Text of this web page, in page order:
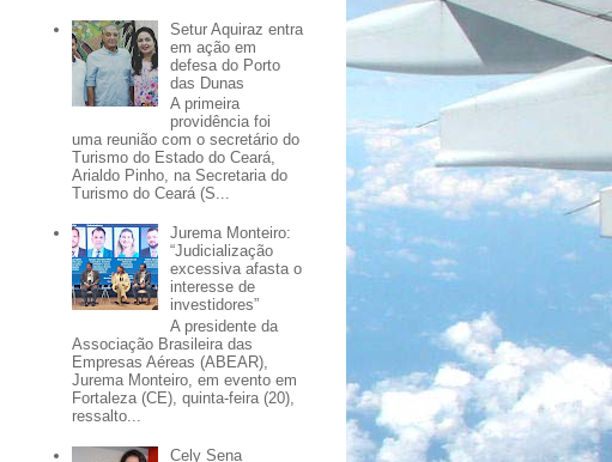
Setur Aquiraz entra
em ação em
defesa do Porto
das Dunas
A primeira
providência foi
uma reunião com o secretário do
Turismo do Estado do Ceará,
Arialdo Pinho, na Secretaria do
Turismo do Ceará (S...
Jurema Monteiro:
“Judicialização
excessiva afasta o
interesse de
investidores”
A presidente da
Associação Brasileira das
Empresas Aéreas (ABEAR),
Jurema Monteiro, em evento em
Fortaleza (CE), quinta-feira (20),
ressalto...
Cely Sena